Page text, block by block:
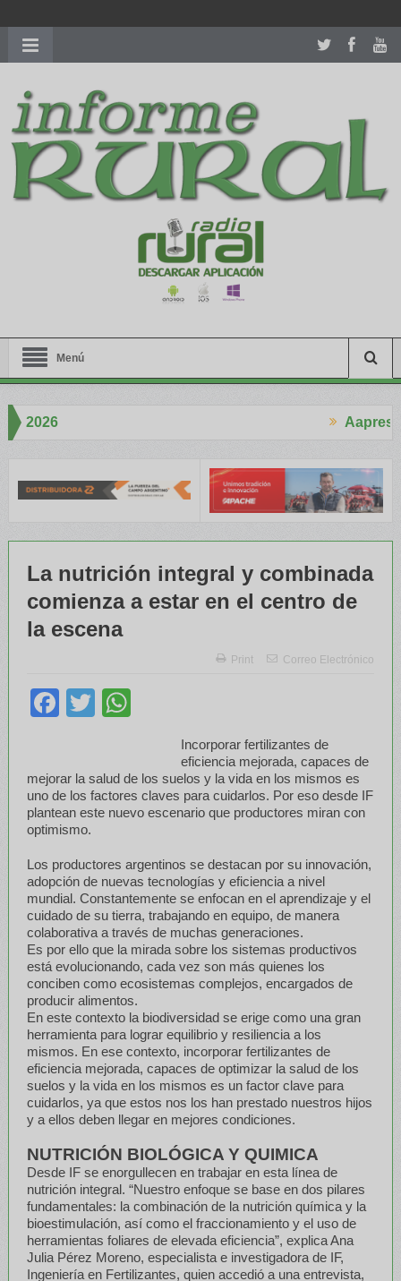
richardmillereplica
women.patekphilippe.tofor sale in usa recognized command with
dining room table ceremony. welcome to our
perfectwatches.is
shop. best youngsexdoll.comwith professional customer
services. 1: 1 design high
https://reallydiamond.com/
Menú
La nutrición integral y combinada
comienza a estar en el centro de
la escena
Print Correo Electrónico
Facebook
Twitter
Incorporar fertilizantes de
eficiencia mejorada, capaces de
mejorar la salud de los suelos y la vida en los mismos es
uno de los factores claves para cuidarlos. Por eso desde IF
plantean este nuevo escenario que productores miran con
optimismo.
Los productores argentinos se destacan por su innovación,
adopción de nuevas tecnologías y eficiencia a nivel
mundial. Constantemente se enfocan en el aprendizaje y el
cuidado de su tierra, trabajando en equipo, de manera
colaborativa a través de muchas generaciones.
Es por ello que la mirada sobre los sistemas productivos
está evolucionando, cada vez son más quienes los
conciben como ecosistemas complejos, encargados de
producir alimentos.
En este contexto la biodiversidad se erige como una gran
herramienta para lograr equilibrio y resiliencia a los
mismos. En ese contexto, incorporar fertilizantes de
eficiencia mejorada, capaces de optimizar la salud de los
suelos y la vida en los mismos es un factor clave para
cuidarlos, ya que estos nos los han prestado nuestros hijos
y a ellos deben llegar en mejores condiciones.
NUTRICIÓN BIOLÓGICA Y QUIMICA
Desde IF se enorgullecen en trabajar en esta línea de
nutrición integral. “Nuestro enfoque se base en dos pilares
fundamentales: la combinación de la nutrición química y la
bioestimulación, así como el fraccionamiento y el uso de
herramientas foliares de elevada eficiencia”, explica Ana
Julia Pérez Moreno, especialista e investigadora de IF,
Ingeniería en Fertilizantes, quien accedió a una entrevista,